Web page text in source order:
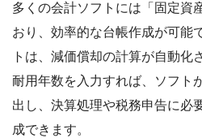
多くの会計ソフトには「固定資
おり、効率的な台帳作成が可能
トは、減価償却の計算が自動化
耐用年数を入力すれば、ソフト
出し、決算処理や税務申告に必
成できます。